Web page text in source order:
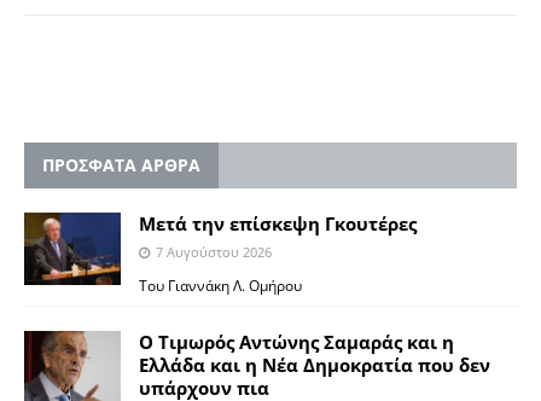
ΠΡΟΣΦΑΤΑ ΑΡΘΡΑ
Μετά την επίσκεψη Γκουτέρες
7 Αυγούστου 2026
Του Γιαννάκη Λ. Ομήρου
Ο Τιμωρός Αντώνης Σαμαράς και η
Ελλάδα και η Νέα Δημοκρατία που δεν
υπάρχουν πια